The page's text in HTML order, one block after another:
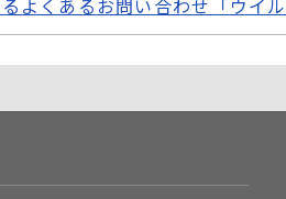
よくあるお問い合わせ「ウイル